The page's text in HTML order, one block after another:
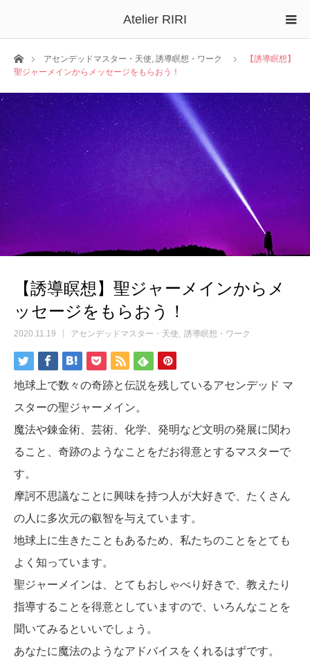
Atelier RIRI
ホームアセンデッドマスター・天使, 誘導瞑想・ワーク
【誘導瞑想】
聖ジャーメインからメッセージをもらおう！
【誘導瞑想】聖ジャーメインからメ
ッセージをもらおう！
2020.11.19 アセンデッドマスター・天使 誘導瞑想・ワーク
地球上で数々の奇跡と伝説を残しているアセンデッド マ
スターの聖ジャーメイン。
魔法や錬金術、芸術、化学、発明など文明の発展に関わ
ること、奇跡のようなことをだお得意とするマスターで
す。
摩訶不思議なことに興味を持つ人が大好きで、たくさん
の人に多次元の叡智を与えています。
地球上に生きたこともあるため、私たちのことをとても
よく知っています。
聖ジャーメインは、とてもおしゃべり好きで、教えたり
指導することを得意としていますので、いろんなことを
聞いてみるといいでしょう。
あなたに魔法のようなアドバイスをくれるはずです。